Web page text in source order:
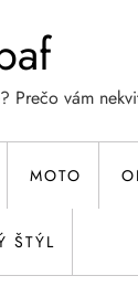
vám
MOTO
ŠTÝL